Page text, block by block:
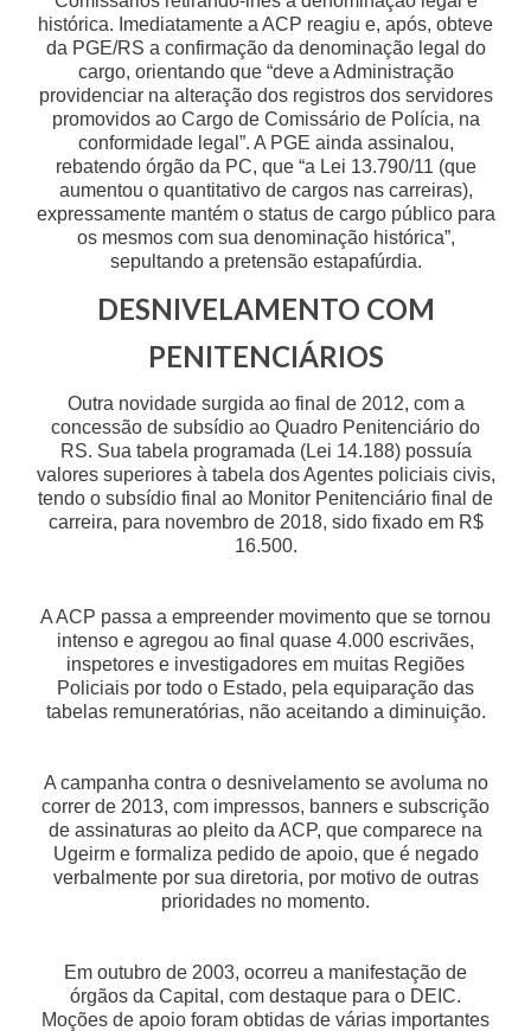
histórica. Imediatamente a ACP reagiu e, após, obteve
da PGE/RS a confirmação da denominação legal do
cargo, orientando que “deve a Administração
providenciar na alteração dos registros dos servidores
promovidos ao Cargo de Comissário de Polícia, na
conformidade legal”. A PGE ainda assinalou,
rebatendo órgão da PC, que “a Lei 13.790/11 (que
aumentou o quantitativo de cargos nas carreiras),
expressamente mantém o status de cargo público para
os mesmos com sua denominação histórica”,
sepultando a pretensão estapafúrdia.
DESNIVELAMENTO COM
PENITENCIÁRIOS
Outra novidade surgida ao final de 2012, com a
concessão de subsídio ao Quadro Penitenciário do
RS. Sua tabela programada (Lei 14.188) possuía
valores superiores à tabela dos Agentes policiais civis,
tendo o subsídio final ao Monitor Penitenciário final de
carreira, para novembro de 2018, sido fixado em R$
16.500.
A ACP passa a empreender movimento que se tornou
intenso e agregou ao final quase 4.000 escrivães,
inspetores e investigadores em muitas Regiões
Policiais por todo o Estado, pela equiparação das
tabelas remuneratórias, não aceitando a diminuição.
A campanha contra o desnivelamento se avoluma no
correr de 2013, com impressos, banners e subscrição
de assinaturas ao pleito da ACP, que comparece na
Ugeirm e formaliza pedido de apoio, que é negado
verbalmente por sua diretoria, por motivo de outras
prioridades no momento.
Em outubro de 2003, ocorreu a manifestação de
órgãos da Capital, com destaque para o DEIC.
Moções de apoio foram obtidas de várias importantes